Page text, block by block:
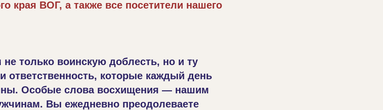
края ВОГ, а также все посетители нашего
только воинскую доблесть, но и ту
ответственность, которые каждый день
Особые слова восхищения — нашим
Вы ежедневно преодолеваете